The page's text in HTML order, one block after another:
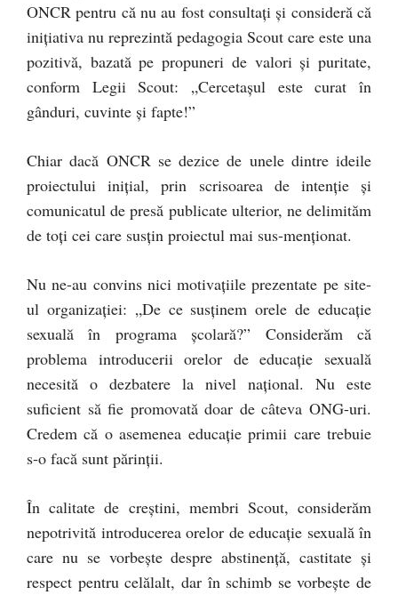
ONCR pentru că nu au fost consultaţi şi consideră că
iniţiativa nu reprezintă pedagogia Scout care este una
pozitivă, bazată pe propuneri de valori şi puritate,
conform Legii Scout: „Cercetaşul este curat în
gânduri, cuvinte şi fapte!”
Chiar dacă ONCR se dezice de unele dintre ideile
proiectului iniţial, prin scrisoarea de intenţie şi
comunicatul de presă publicate ulterior, ne delimităm
de toţi cei care susţin proiectul mai sus-menţionat.
Nu ne-au convins nici motivaţiile prezentate pe site-
ul organizaţiei: „De ce susţinem orele de educaţie
sexuală în programa şcolară?” Considerăm că
problema introducerii orelor de educaţie sexuală
necesită o dezbatere la nivel naţional. Nu este
suficient să fie promovată doar de câteva ONG-uri.
Credem că o asemenea educaţie primii care trebuie
s-o facă sunt părinţii.
În calitate de creştini, membri Scout, considerăm
nepotrivită introducerea orelor de educaţie sexuală în
care nu se vorbeşte despre abstinenţă, castitate şi
respect pentru celălalt, dar în schimb se vorbeşte de